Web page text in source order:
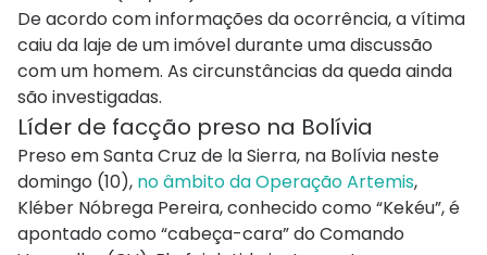
De acordo com informações da ocorrência, a vítima
caiu da laje de um imóvel durante uma discussão
com um homem. As circunstâncias da queda ainda
são investigadas.
Líder de facção preso na Bolívia
Preso em Santa Cruz de la Sierra, na Bolívia neste
domingo (10), no âmbito da Operação Artemis,
Kléber Nóbrega Pereira, conhecido como “Kekéu”, é
apontado como “cabeça-cara” do Comando